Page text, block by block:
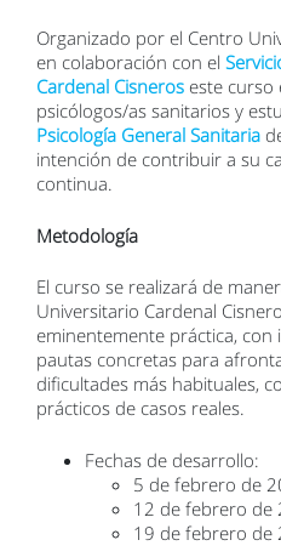
Organizado por el Centro
en colaboración con el
Cardenal Cisneros este curso
psicólogos/as sanitarios y
Psicología General Sanitaria
intención de contribuir a su
continua.
Metodología
El curso se realizará de
Universitario Cardenal
eminentemente práctica,
pautas concretas para
dificultades más habituales,
prácticos de casos reales.
Fechas de desarrollo:
5 de febrero de
12 de febrero de
19 de febrero de